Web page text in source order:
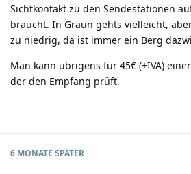
Sichtkontakt zu den Sendestationen
braucht. In Graun gehts vielleicht,
zu niedrig, da ist immer ein Berg
Man kann übrigens für 45€ (+IVA)
der den Empfang prüft.
6 MONATE SPÄTER